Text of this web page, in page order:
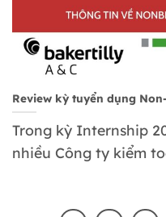
Review kỳ tuyển dụng
Trong kỳ Internship
nhiều Công ty kiểm